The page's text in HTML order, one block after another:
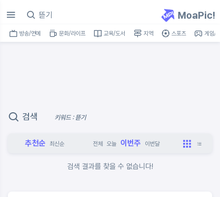
MoaPic!
방송/연예 문화/라이프 교육/도서 지역 스포츠 게임/
검색 키워드 : 뜯기
추천순 최신순 전체 오늘 이번주 이번달
검색 결과를 찾을 수 없습니다!